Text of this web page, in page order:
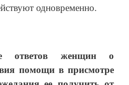
одновременно.
ответов женщин о
помощи в присмотре